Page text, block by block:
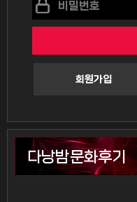
회원가입
다낭밤문화후기